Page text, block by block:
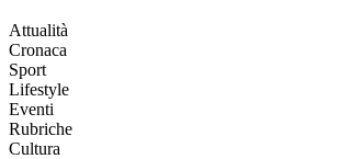
Attualità
Cronaca
Sport
Lifestyle
Eventi
Rubriche
Cultura